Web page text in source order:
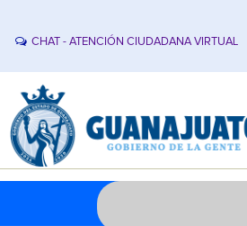
CHAT - ATENCIÓN CIUDADANA VIRTUAL